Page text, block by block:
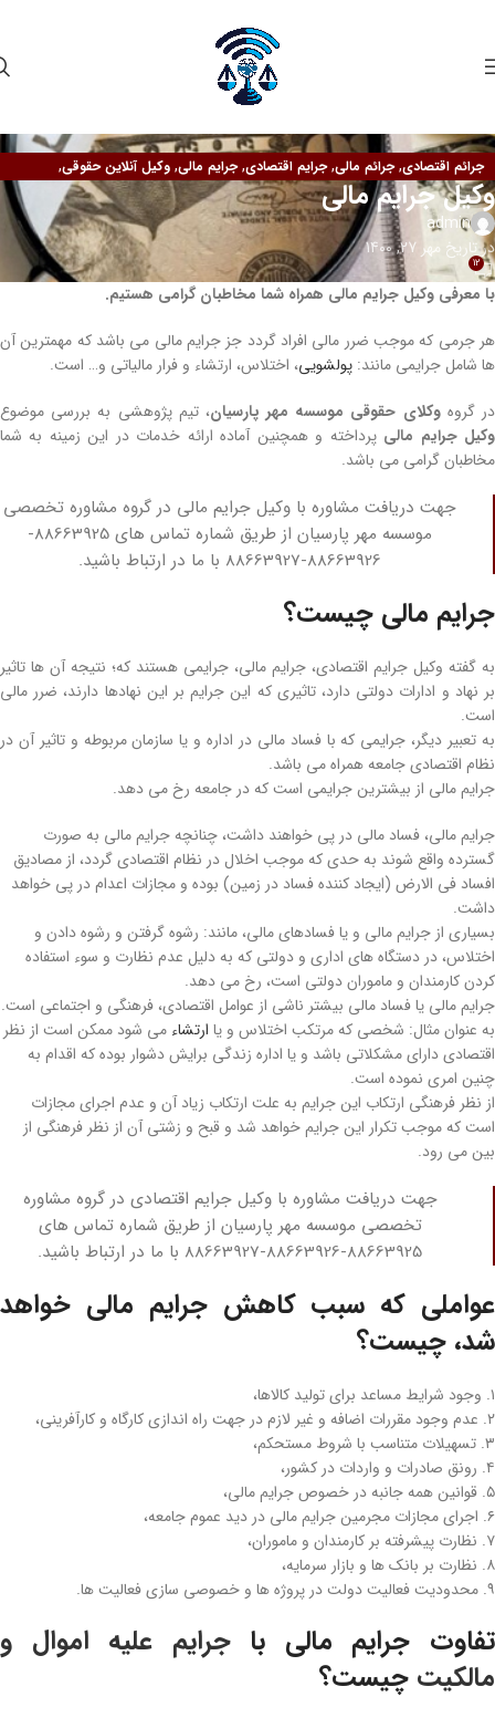
جرائم اقتصادی,جرائم مالی,جرایم اقتصادی,جرایم مالی, وکیل آنلاین حقوقی,
وکیل آنلاین کیفری
وکیل جرایم مالی
admin
در تاریخ مهر 27, 1400
12
با معرفی وکیل جرایم مالی همراه شما مخاطبان گرامی هستیم.
هر جرمی که موجب ضرر مالی افراد گردد جز جرایم مالی می‌ باشد که مهمترین آن
ها شامل جرایمی مانند: پولشویی، اختلاس، ارتشاء و فرار مالیاتی و… است.
در گروهوکلای حقوقی موسسه مهر پارسیان، تیم پژوهشی به بررسی موضوع
وکیل جرایم مالی پرداخته و همچنین آماده ارائه خدمات در این زمینه به شما
مخاطبان گرامی می‌ باشد.
جهت دریافت مشاوره با وکیل جرایم مالی در گروه مشاوره تخصصی
موسسه مهر پارسیان از طریق شماره تماس های 88663925-
88663926-88663927 با ما در ارتباط باشید.
جرایم مالی چیست؟
به گفته وکیل جرایم اقتصادی، جرایم مالی، جرایمی هستند که؛ نتیجه آن ها تاثیر
بر نهاد و ادارات دولتی دارد، تاثیری که این جرایم بر این نهادها دارند، ضرر مالی
است.
به تعبیر دیگر، جرایمی که با فساد مالی در اداره و یا سازمان مربوطه و تاثیر آن در
نظام اقتصادی جامعه همراه می‌ باشد.
جرایم مالی از بیشترین جرایمی است که در جامعه رخ می‌ دهد.
جرایم مالی، فساد مالی در پی خواهند داشت، چنانچه جرایم مالی به صورت
گسترده واقع شوند به حدی که موجب اخلال در نظام اقتصادی گردد، از مصادیق
افساد فی‌ الارض (ایجاد کننده فساد در زمین) بوده و مجازات اعدام در پی خواهد
داشت.
بسیاری از جرایم مالی و یا فسادهای مالی، مانند: رشوه گرفتن و رشوه دادن و
اختلاس، در دستگاه‌ های اداری و دولتی که به دلیل عدم نظارت و سوء استفاده
کردن کارمندان و ماموران دولتی است، رخ می‌ دهد.
جرایم مالی یا فساد مالی بیشتر ناشی از عوامل اقتصادی، فرهنگی و اجتماعی است.
به عنوان مثال: شخصی که مرتکب اختلاس و یا ارتشاء می‌ شود ممکن است از نظر
اقتصادی دارای مشکلاتی باشد و یا اداره زندگی برایش دشوار بوده که اقدام به
چنین امری نموده است.
از نظر فرهنگی ارتکاب این جرایم به علت ارتکاب زیاد آن و عدم اجرای مجازات
است که موجب تکرار این جرایم خواهد شد و قبح و زشتی آن از نظر فرهنگی از
بین می‌ رود.
جهت دریافت مشاوره با وکیل جرایم اقتصادی در گروه مشاوره
تخصصی موسسه مهر پارسیان از طریق شماره تماس های
88663925-88663926-88663927 با ما در ارتباط باشید.
عواملی که سبب کاهش جرایم مالی خواهد
شد، چیست؟
۱. وجود شرایط مساعد برای تولید کالاها،
۲. عدم وجود مقررات اضافه و غیر لازم در جهت راه اندازی کارگاه و کارآفرینی،
۳. تسهیلات متناسب با شروط مستحکم،
۴. رونق صادرات و واردات در کشور،
۵. قوانین همه جانبه در خصوص جرایم مالی،
۶. اجرای مجازات مجرمین جرایم مالی در دید عموم جامعه،
۷. نظارت پیشرفته بر کارمندان و ماموران،
۸. نظارت بر بانک‌ ها و بازار سرمایه،
۹. محدودیت فعالیت دولت در پروژه‌ ها و خصوصی سازی فعالیت‌ ها.
تفاوت جرایم مالی باجرایم علیه اموال و
مالکیت چیست؟